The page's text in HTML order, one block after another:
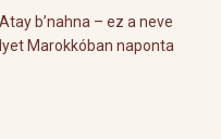
A közelgő indián nyár és a
tökéletes körülményeket